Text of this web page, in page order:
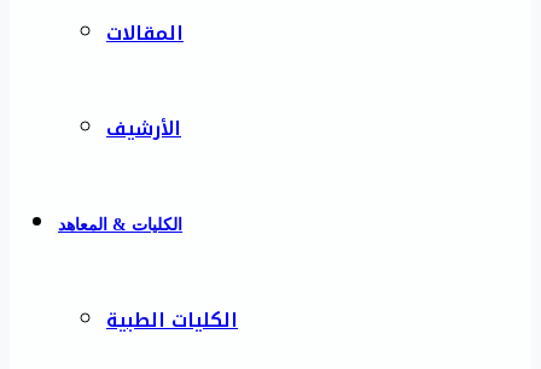
المقالات
الأرشيف
الكليات & المعاهد
الكليات الطبية